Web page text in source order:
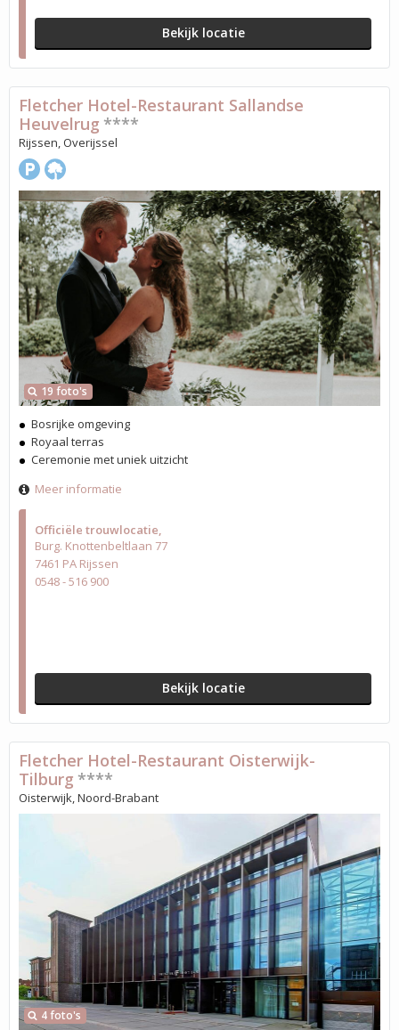
Bekijk locatie
Officiële trouwlocatie
Burg. Knottenbeltlaan 77
7461 PA Rijssen
0548 - 516 900
Bekijk locatie
19 foto's
Fletcher Hotel-Restaurant Sallandse
Heuvelrug ****
Rijssen, Overijssel
Bosrijke omgeving
Royaal terras
Ceremonie met uniek uitzicht
Meer informatie
4 foto's
Fletcher Hotel-Restaurant Oisterwijk-
Tilburg ****
Oisterwijk, Noord-Brabant